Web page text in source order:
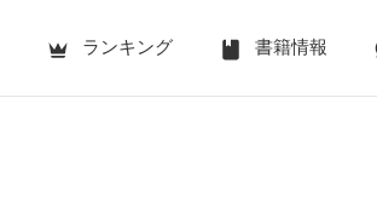
ランキング 書籍情報